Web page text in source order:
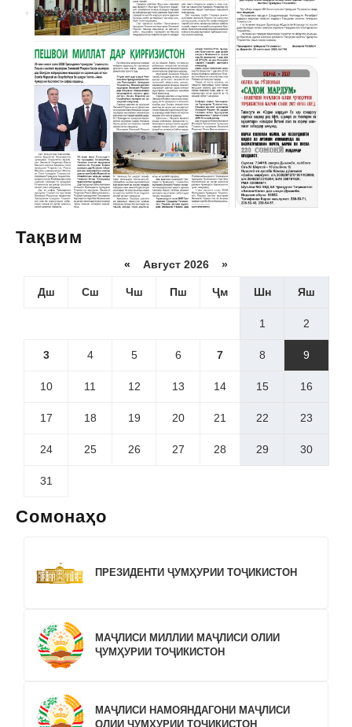
Тақвим
« Август 2026 »
Дш Сш Чш Пш Ҷм Шн Яш
1 2
3 4 5 6 7 8 9
10 11 12 13 14 15 16
17 18 19 20 21 22 23
24 25 26 27 28 29 30
31
Сомонаҳо
ПРЕЗИДЕНТИ ҶУМҲУРИИ ТОҶИКИСТОН
МАҶЛИСИ МИЛЛИИ МАҶЛИСИ ОЛИИ
ҶУМҲУРИИ ТОҶИКИСТОН
МАҶЛИСИ НАМОЯНДАГОНИ МАҶЛИСИ
ОЛИИ ҶУМҲУРИИ ТОҶИКИСТОН